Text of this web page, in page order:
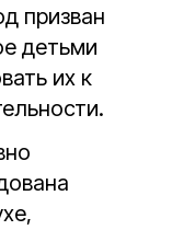
призван
детьми
их к